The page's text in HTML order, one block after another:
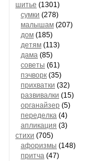
шитье (1301)
сумки (278)
малышам (207)
дом (185)
детям (113)
дама (85)
советы (61)
пэчворк (35)
прихватки (32)
развивалки (15)
органайзер (5)
переделка (4)
апликация (3)
стихи (705)
афоризмы (148)
притча (47)